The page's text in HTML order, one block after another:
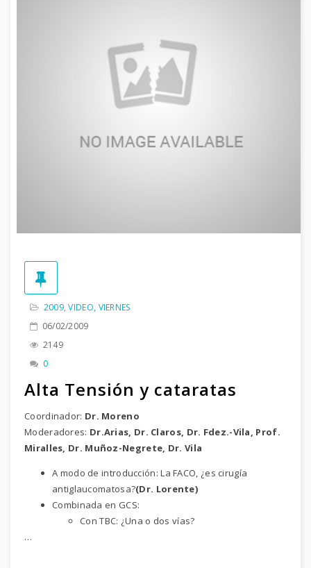
2009,VIDEO, VIERNES
06/02/2009
2149
0
Alta Tensión y cataratas
Coordinador: Dr. Moreno
Moderadores: Dr.Arias, Dr. Claros, Dr. Fdez.-Vila, Prof.
Miralles, Dr. Muñoz-Negrete, Dr. Vila
A modo de introducción: La FACO, ¿es cirugía
antiglaucomatosa?(Dr. Lorente)
Combinada en GCS:
Con TBC: ¿Una o dos vías?
…